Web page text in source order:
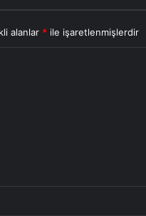
alanlar * ile işaretlenmişlerdir